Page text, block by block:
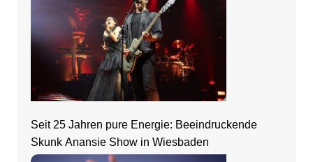
Seit 25 Jahren pure Energie: Beeindruckende
Skunk Anansie Show in Wiesbaden